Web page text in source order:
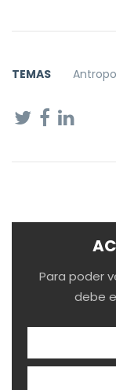
TEMAS
Para poder
debe